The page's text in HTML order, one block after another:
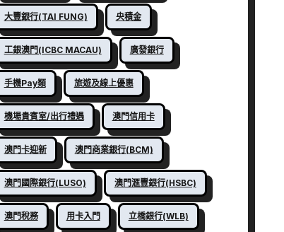
大豐銀行(TAI FUNG) 央積金
工銀澳門(ICBC MACAU) 廣發銀行
手機Pay類 旅遊及線上優惠
機場貴賓室/出行禮遇 澳門信用卡
澳門卡迎新 澳門商業銀行(BCM)
澳門國際銀行(LUSO) 澳門滙豐銀行(HSBC)
澳門稅務 用卡入門 立橋銀行(WLB)